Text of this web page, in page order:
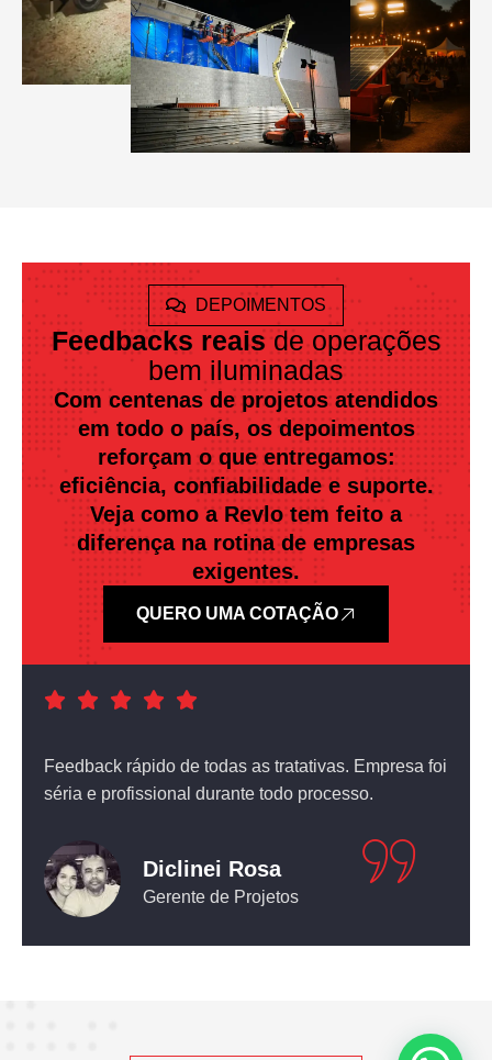
DEPOIMENTOS
Feedbacks reaisde operações
bem iluminadas
Com centenas de projetos atendidos
em todo o país, os depoimentos
reforçam o que entregamos:
eficiência, confiabilidade e suporte.
Veja como a Revlo tem feito a
diferença na rotina de empresas
exigentes.
QUERO UMA COTAÇÃO
Atendimento nota dez! O equipamento que comprei
não deixou nada a desejar.
Leticia Pediconi
Engenheira Civil